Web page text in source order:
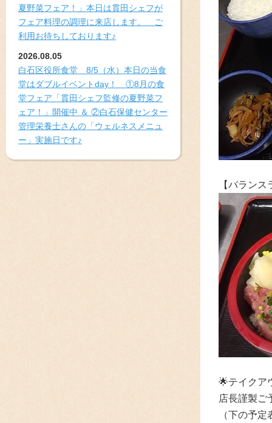
夏野菜フェア！」本日は貫田シェフが
フェア料理の調理に来店します。 ご
利用お待ちしております♪
2026.08.05
白石区役所食堂 8/5（水）本日の当食
堂はダブルイベントday！ ①8月の食
堂フェア「貫田シェフ監修の夏野菜フ
ェア！」開催中 ＆ ②白石保健センター
管理栄養士さんの「ウェルネスメニュ
ー」実施日です♪
【バラン
🌟テイクア
店長謹製ご
（下の予